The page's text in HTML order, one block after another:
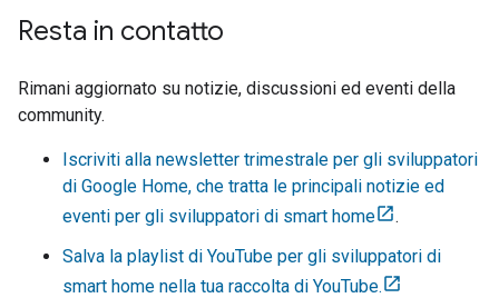
Resta in contatto
Rimani aggiornato su notizie, discussioni ed eventi della
community.
Iscriviti alla newsletter trimestrale per gli sviluppatori
di Google Home, che tratta le principali notizie ed
eventi per gli sviluppatori di smart home
.
Salva la playlist di YouTube per gli sviluppatori di
smart home nella tua raccolta di YouTube.